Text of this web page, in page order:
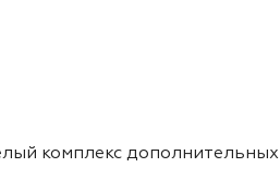
комплекс дополнительных